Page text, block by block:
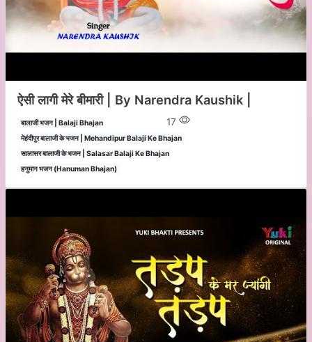
ऐसी लागी मेरे बीमारी | By Narendra Kaushik |
बालाजी भजन | Balaji Bhajan
मेहंदीपुर बालाजी के भजन | Mehandipur Balaji Ke Bhajan
सालासर बालाजी के भजन | Salasar Balaji Ke Bhajan
हनुमान भजन (Hanuman Bhajan)
17